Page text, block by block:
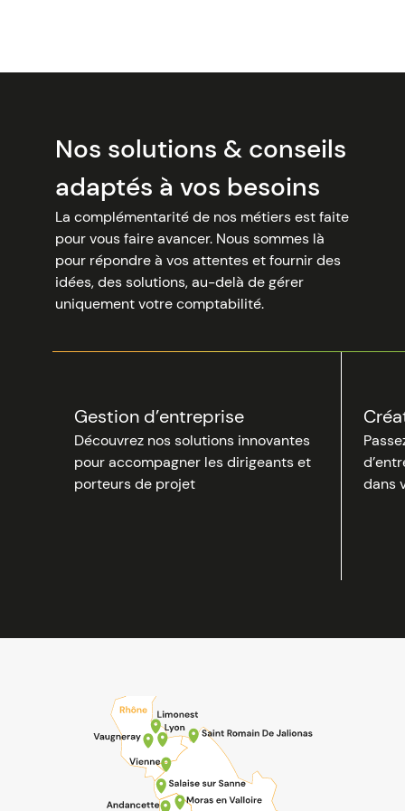
managériales, stratégiques et financières. Ils
relation entretenue avec nos salariés, clients
Nos solutions & conseils
adaptés à vos besoins
La complémentarité de nos métiers est faite
pour vous faire avancer. Nous sommes là
pour répondre à vos attentes et fournir des
idées, des solutions, au-delà de gérer
uniquement votre comptabilité.
Gestion d’entreprise
Découvrez nos solutions innovantes
pour accompagner les dirigeants et
porteurs de projet
dans